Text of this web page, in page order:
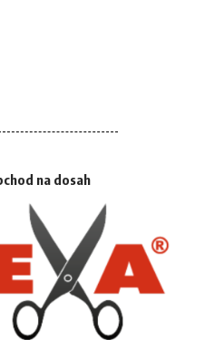
na dosah